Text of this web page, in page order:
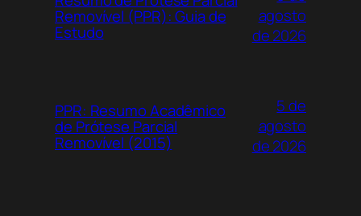
Removível (PPR): Guia de
Estudo
agosto
de 2026
PPR: Resumo Acadêmico
de Prótese Parcial
Removível (2015)
5 de
agosto
de 2026